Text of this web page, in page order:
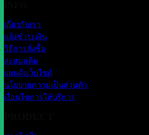
เกี่ยวกับเรา
แจ้งชำระเงิน
วิธีการสั่งซื้อ
สะสมแต้ม
แผนผังเว็บไซต์
นโยบายความเป็นส่วนตัว
เงื่อนไขการให้บริการ